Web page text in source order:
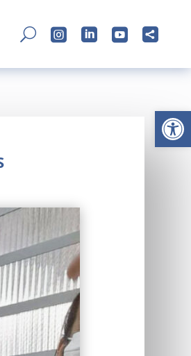
Abrir
U    